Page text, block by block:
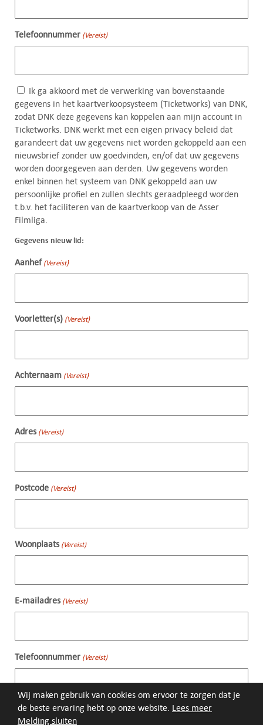
Melding sluiten
Wij maken gebruik van cookies om ervoor te zorgen dat je
de beste ervaring hebt op onze website. Lees meer
Telefoonnummer (Vereist)
(Vereist)Ik ga akkoord met de verwerking van bovenstaande
gegevens in het kaartverkoopsysteem (Ticketworks) van DNK,
zodat DNK deze gegevens kan koppelen aan mijn account in
Ticketworks. DNK werkt met een eigen privacy beleid dat
garandeert dat uw gegevens niet worden gekoppeld aan een
nieuwsbrief zonder uw goedvinden, en/of dat uw gegevens
worden doorgegeven aan derden. Uw gegevens worden
enkel binnen het systeem van DNK gekoppeld aan uw
persoonlijke profiel en zullen slechts geraadpleegd worden
t.b.v. het faciliteren van de kaartverkoop van de Asser
Filmliga.
Gegevens nieuw lid:
Aanhef (Vereist)
Voorletter(s) (Vereist)
Achternaam (Vereist)
Adres (Vereist)
Postcode (Vereist)
Woonplaats (Vereist)
E-mailadres (Vereist)
Telefoonnummer (Vereist)
(Vereist)Ik ga akkoord met de verwerking van bovenstaande